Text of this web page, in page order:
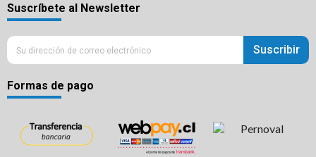
Suscríbete al Newsletter
Suscribir
Formas de pago